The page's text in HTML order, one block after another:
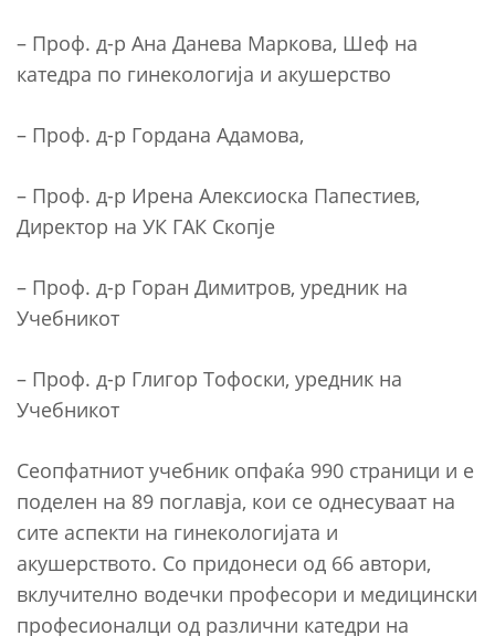
– Проф. д-р Ана Данева Маркова, Шеф на
катедра по гинекологија и акушерство
– Проф. д-р Гордана Адамова,
– Проф. д-р Ирена Алексиоска Папестиев,
Директор на УК ГАК Скопје
– Проф. д-р Горан Димитров, уредник на
Учебникот
– Проф. д-р Глигор Тофоски, уредник на
Учебникот
Сеопфатниот учебник опфаќа 990 страници и е
поделен на 89 поглавја, кои се однесуваат на
сите аспекти на гинекологијата и
акушерството. Со придонеси од 66 автори,
вклучително водечки професори и медицински
професионалци од различни катедри на